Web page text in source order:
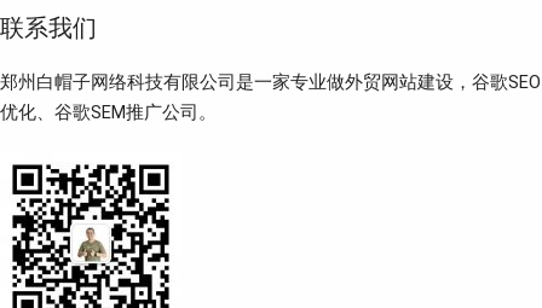
联系我们
郑州白帽子网络科技有限公司是一家专业做外贸网站建设，谷歌SEO
优化、谷歌SEM推广公司。